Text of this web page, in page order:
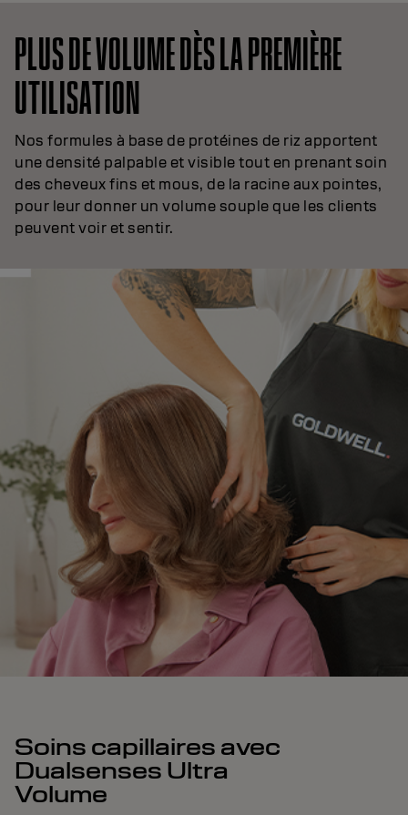
PLUS DE VOLUME DÈS LA PREMIÈRE
UTILISATION
Nos formules à base de protéines de riz apportent
une densité palpable et visible tout en prenant soin
des cheveux fins et mous, de la racine aux pointes,
pour leur donner un volume souple que les clients
peuvent voir et sentir.
Soins capillaires avec
Dualsenses Ultra
Volume